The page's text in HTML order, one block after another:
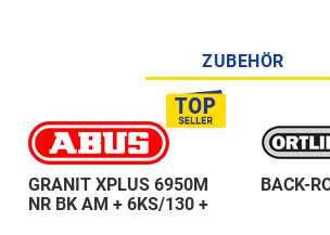
ZUBEHÖR
GRANIT XPLUS 6950M
NR BK AM + 6KS/130 +
BACK-